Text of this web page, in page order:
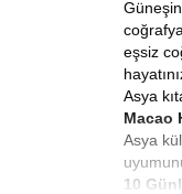
eşsiz
Asya
Macao
Asya
10